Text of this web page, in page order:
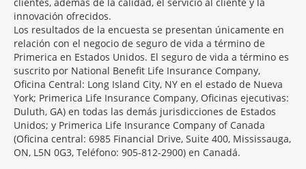
innovación ofrecidos.
Los resultados de la encuesta se presentan únicamente en
relación con el negocio de seguro de vida a término de
Primerica en Estados Unidos. El seguro de vida a término es
suscrito por National Benefit Life Insurance Company,
Oficina Central: Long Island City, NY en el estado de Nueva
York; Primerica Life Insurance Company, Oficinas ejecutivas:
Duluth, GA) en todas las demás jurisdicciones de Estados
Unidos; y Primerica Life Insurance Company of Canada
(Oficina central: 6985 Financial Drive, Suite 400, Mississauga,
ON, L5N 0G3, Teléfono: 905-812-2900) en Canadá.